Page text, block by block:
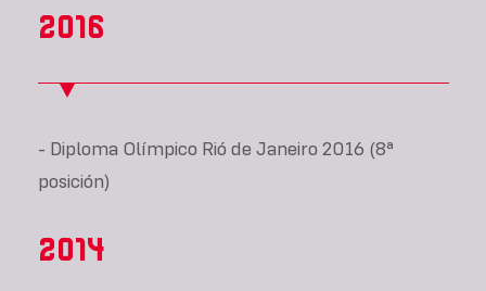
2016
- Diploma Olímpico Rió de Janeiro 2016 (8ª
posición)
2014